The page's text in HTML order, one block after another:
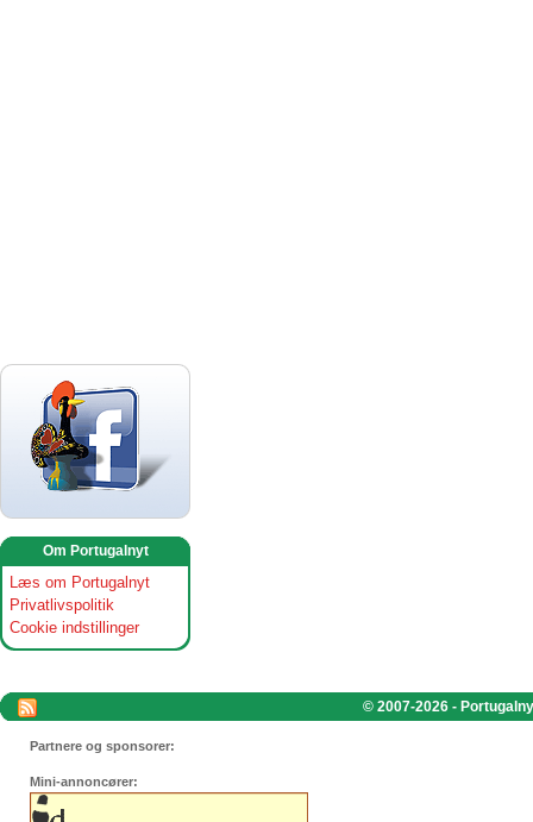
Om Portugalnyt
Læs om Portugalnyt
Privatlivspolitik
Cookie indstillinger
© 2007-2026 -
Partnere og sponsorer:
Mini-annoncører: